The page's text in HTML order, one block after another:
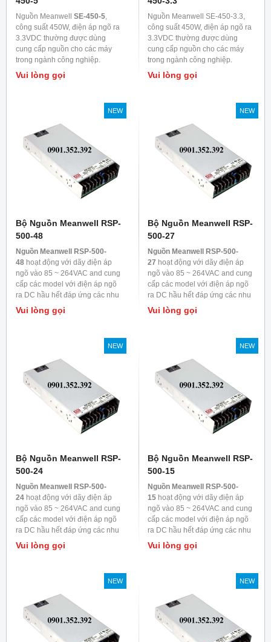
Nguồn Meanwell SE-450-5,
công suất 450W, điện áp ngõ ra
3.3VDC thường được dùng
cung cấp nguồn cho các máy
trong ngành công nghiệp.
Vui lòng gọi
Nguồn Meanwell SE-450-3.3,
công suất 450W, điện áp ngõ ra
3.3VDC thường được dùng
cung cấp nguồn cho các máy
trong ngành công nghiệp.
Vui lòng gọi
NEW
Bộ Nguồn Meanwell RSP-
500-48
Nguồn Meanwell RSP-500-
48 hoạt động với dãy điện áp
ngõ vào 85 ~ 264VAC and cung
cấp các model với điện áp ngõ
ra DC hầu hết đáp ứng các nhu
cầu trong ngành công nghiệp.
Mỗi model được làm mát bằng
Vui lòng gọi
NEW
Bộ Nguồn Meanwell RSP-
500-27
Nguồn Meanwell RSP-500-
27 hoạt động với dãy điện áp
ngõ vào 85 ~ 264VAC and cung
cấp các model với điện áp ngõ
ra DC hầu hết đáp ứng các nhu
cầu trong ngành công nghiệp.
Mỗi model được làm mát bằng
Vui lòng gọi
NEW
Bộ Nguồn Meanwell RSP-
500-24
Nguồn Meanwell RSP-500-
24 hoạt động với dãy điện áp
ngõ vào 85 ~ 264VAC and cung
cấp các model với điện áp ngõ
ra DC hầu hết đáp ứng các nhu
cầu trong ngành công nghiệp.
Mỗi model được làm mát bằng
Vui lòng gọi
NEW
Bộ Nguồn Meanwell RSP-
500-15
Nguồn Meanwell RSP-500-
15 hoạt động với dãy điện áp
ngõ vào 85 ~ 264VAC and cung
cấp các model với điện áp ngõ
ra DC hầu hết đáp ứng các nhu
cầu trong ngành công nghiệp.
Mỗi model được làm mát bằng
Vui lòng gọi
NEW NEW